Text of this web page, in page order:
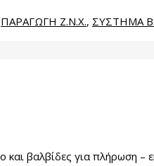
ΠΑΡΑΓΩΓΗ Ζ.Ν.Χ., ΣΥΣΤΗΜΑ
και βαλβίδες για πλήρωση –